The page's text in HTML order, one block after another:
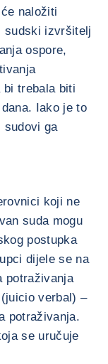
naložiti
sudski izvršitelj
ospore,
bi trebala biti
Iako je to
sudovi ga
koji ne
suda mogu
postupka
dijele se na
potraživanja
verbal) –
potraživanja.
se uručuje